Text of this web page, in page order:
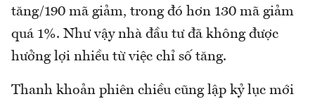
tăng/190 mã giảm, trong đó hơn 130 mã giảm
quá 1%. Như vậy nhà đầu tư đã không được
hưởng lợi nhiều từ việc chỉ số tăng.
Thanh khoản phiên chiều cũng lập kỷ lục mới